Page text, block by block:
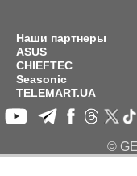
Наши партнеры
ASUS
CHIEFTEC
Seasonic
TELEMART.UA
©